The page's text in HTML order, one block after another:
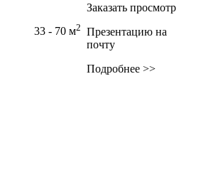
33 - 70 м2
Заказать просмотр
Презентацию на
почту
Подробнее >>